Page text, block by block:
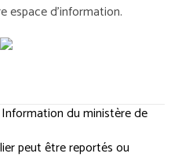
espace d'information.
du ministère de
peut être reportés ou